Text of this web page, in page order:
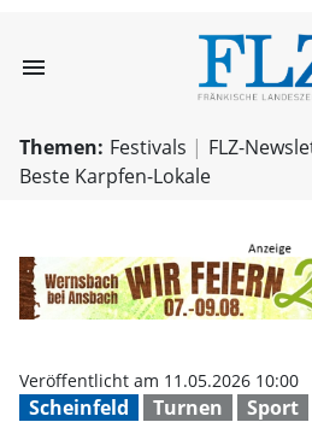
menu
Themen: Festivals
FLZ-
Beste Karpfen-Lokale
Scheinfeld Turnen Sport
Veröffentlicht am 11.05.2026 10:00